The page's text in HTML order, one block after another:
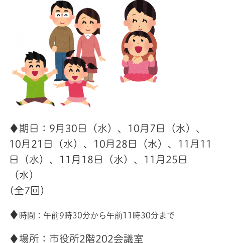
♦期日：9月30日（水）、10月7日（水）、
10月21日（水）、10月28日（水）、11月11
日（水）、11月18日（水）、11月25日
（水）
(全7回）
♦ 時間：午前9時30分から午前11時30分まで
♦場所：市役所2階202会議室